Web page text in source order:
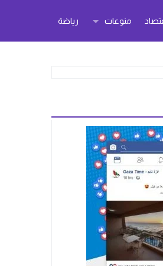
منوعات رياضة